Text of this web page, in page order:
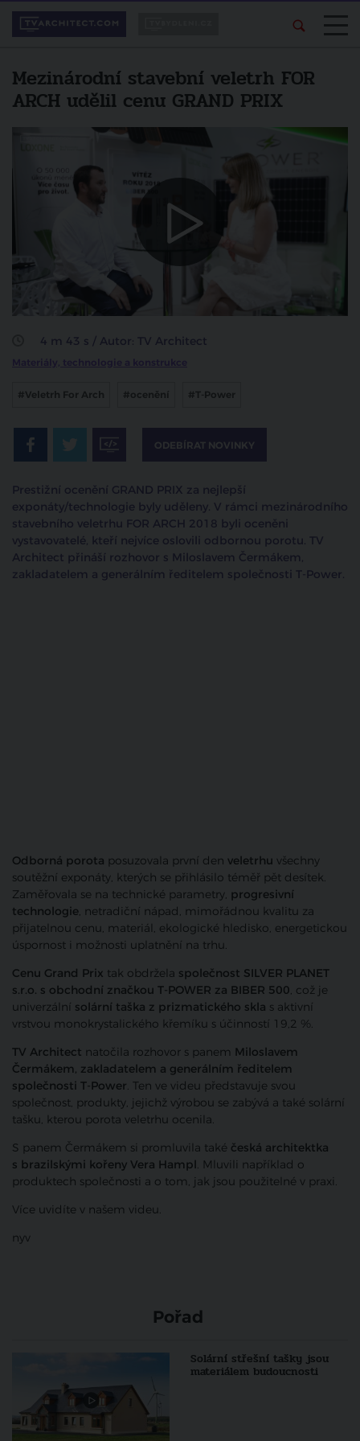
Mezinárodní stavební veletrh FOR
ARCH udělil cenu GRAND PRIX
Sdílejte ho svým
přátelům.
4 m 43 s / Autor: TV Architect
Materiály, technologie a konstrukce
#Veletrh For Arch #ocenění #T-Power
ODEBÍRAT NOVINKY
Prestižní ocenění GRAND PRIX za nejlepší
exponáty/technologie byly uděleny. V rámci mezinárodního
stavebního veletrhu FOR ARCH 2018 byli oceněni
vystavovatelé, kteří nejvíce oslovili odbornou porotu. TV
Architect přináší rozhovor s Miloslavem Čermákem,
zakladatelem a generálním ředitelem společnosti T-Power.
Odborná porota posuzovala první den veletrhu všechny
soutěžní exponáty, kterých se přihlásilo téměř pět desítek.
Zaměřovala se na technické parametry, progresivní
technologie, netradiční nápad, mimořádnou kvalitu za
přijatelnou cenu, materiál, ekologické hledisko, energetickou
úspornost i možnosti uplatnění na trhu.
Cenu Grand Prix tak obdržela společnost SILVER PLANET
s.r.o. s obchodní značkou T-POWER za BIBER 500, což je
univerzální solární taška z prizmatického skla s aktivní
vrstvou monokrystalického křemíku s účinností 19,2 %.
TV Architect natočila rozhovor s panem Miloslavem
Čermákem, zakladatelem a generálním ředitelem
společnosti T-Power. Ten ve videu představuje svou
společnost, produkty, jejichž výrobou se zabývá a také solární
tašku, kterou porota veletrhu ocenila.
S panem Čermákem si promluvila také česká architektka
s brazilskými kořeny Vera Hampl. Mluvili například o
produktech společnosti a o tom, jak jsou použitelné v praxi.
Více uvidíte v našem videu.
nyv
Pořad
Solární střešní tašky jsou
materiálem budoucnosti